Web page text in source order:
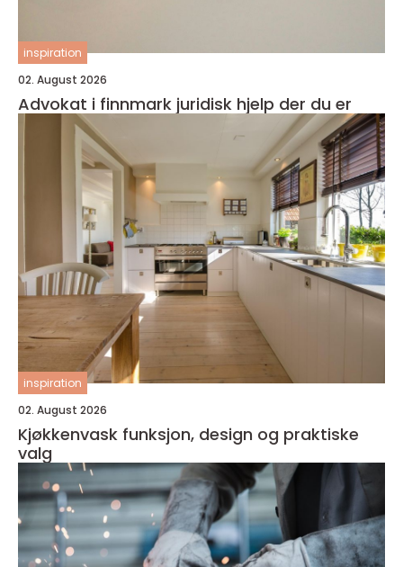
inspiration
02. August 2026
Advokat i finnmark juridisk hjelp der du er
inspiration
02. August 2026
Kjøkkenvask funksjon, design og praktiske
valg